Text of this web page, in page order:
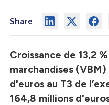
Share
Croissance de 13,2
marchandises
d'euros au T3 de
164,8 millions